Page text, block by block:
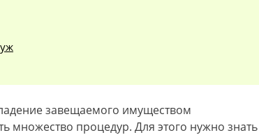
завещаемого имуществом
множество процедур. Для этого нужно знать